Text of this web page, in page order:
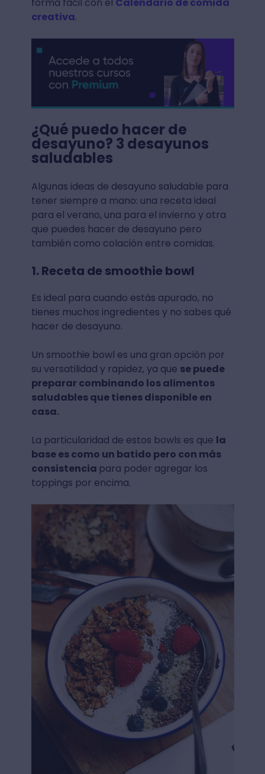
creativa.
¿Qué puedo hacer de
desayuno? 3 desayunos
saludables
Algunas ideas de desayuno saludable para
tener siempre a mano: una receta ideal
para el verano, una para el invierno y otra
que puedes hacer de desayuno pero
también como colación entre comidas.
1. Receta de smoothie bowl
Es ideal para cuando estás apurado, no
tienes muchos ingredientes y no sabes qué
hacer de desayuno.
Un smoothie bowl es una gran opción por
su versatilidad y rapidez, ya que se puede
preparar combinando los alimentos
saludables que tienes disponible en
casa.
La particularidad de estos bowls es que la
base es como un batido pero con más
consistencia para poder agregar los
toppings por encima.